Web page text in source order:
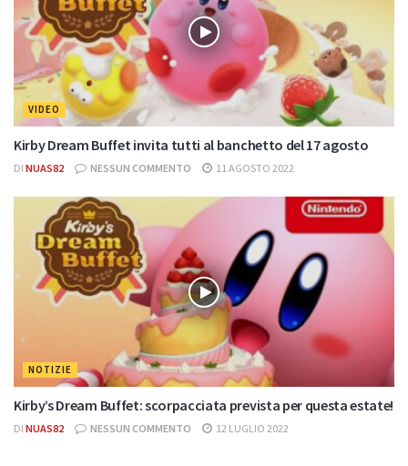
VIDEO
Kirby Dream Buffet invita tutti al banchetto del 17 agosto
DI NUAS82 NESSUN COMMENTO 11 AGOSTO 2022
NOTIZIE
Kirby’s Dream Buffet: scorpacciata prevista per questa estate!
DI NUAS82 NESSUN COMMENTO 12 LUGLIO 2022